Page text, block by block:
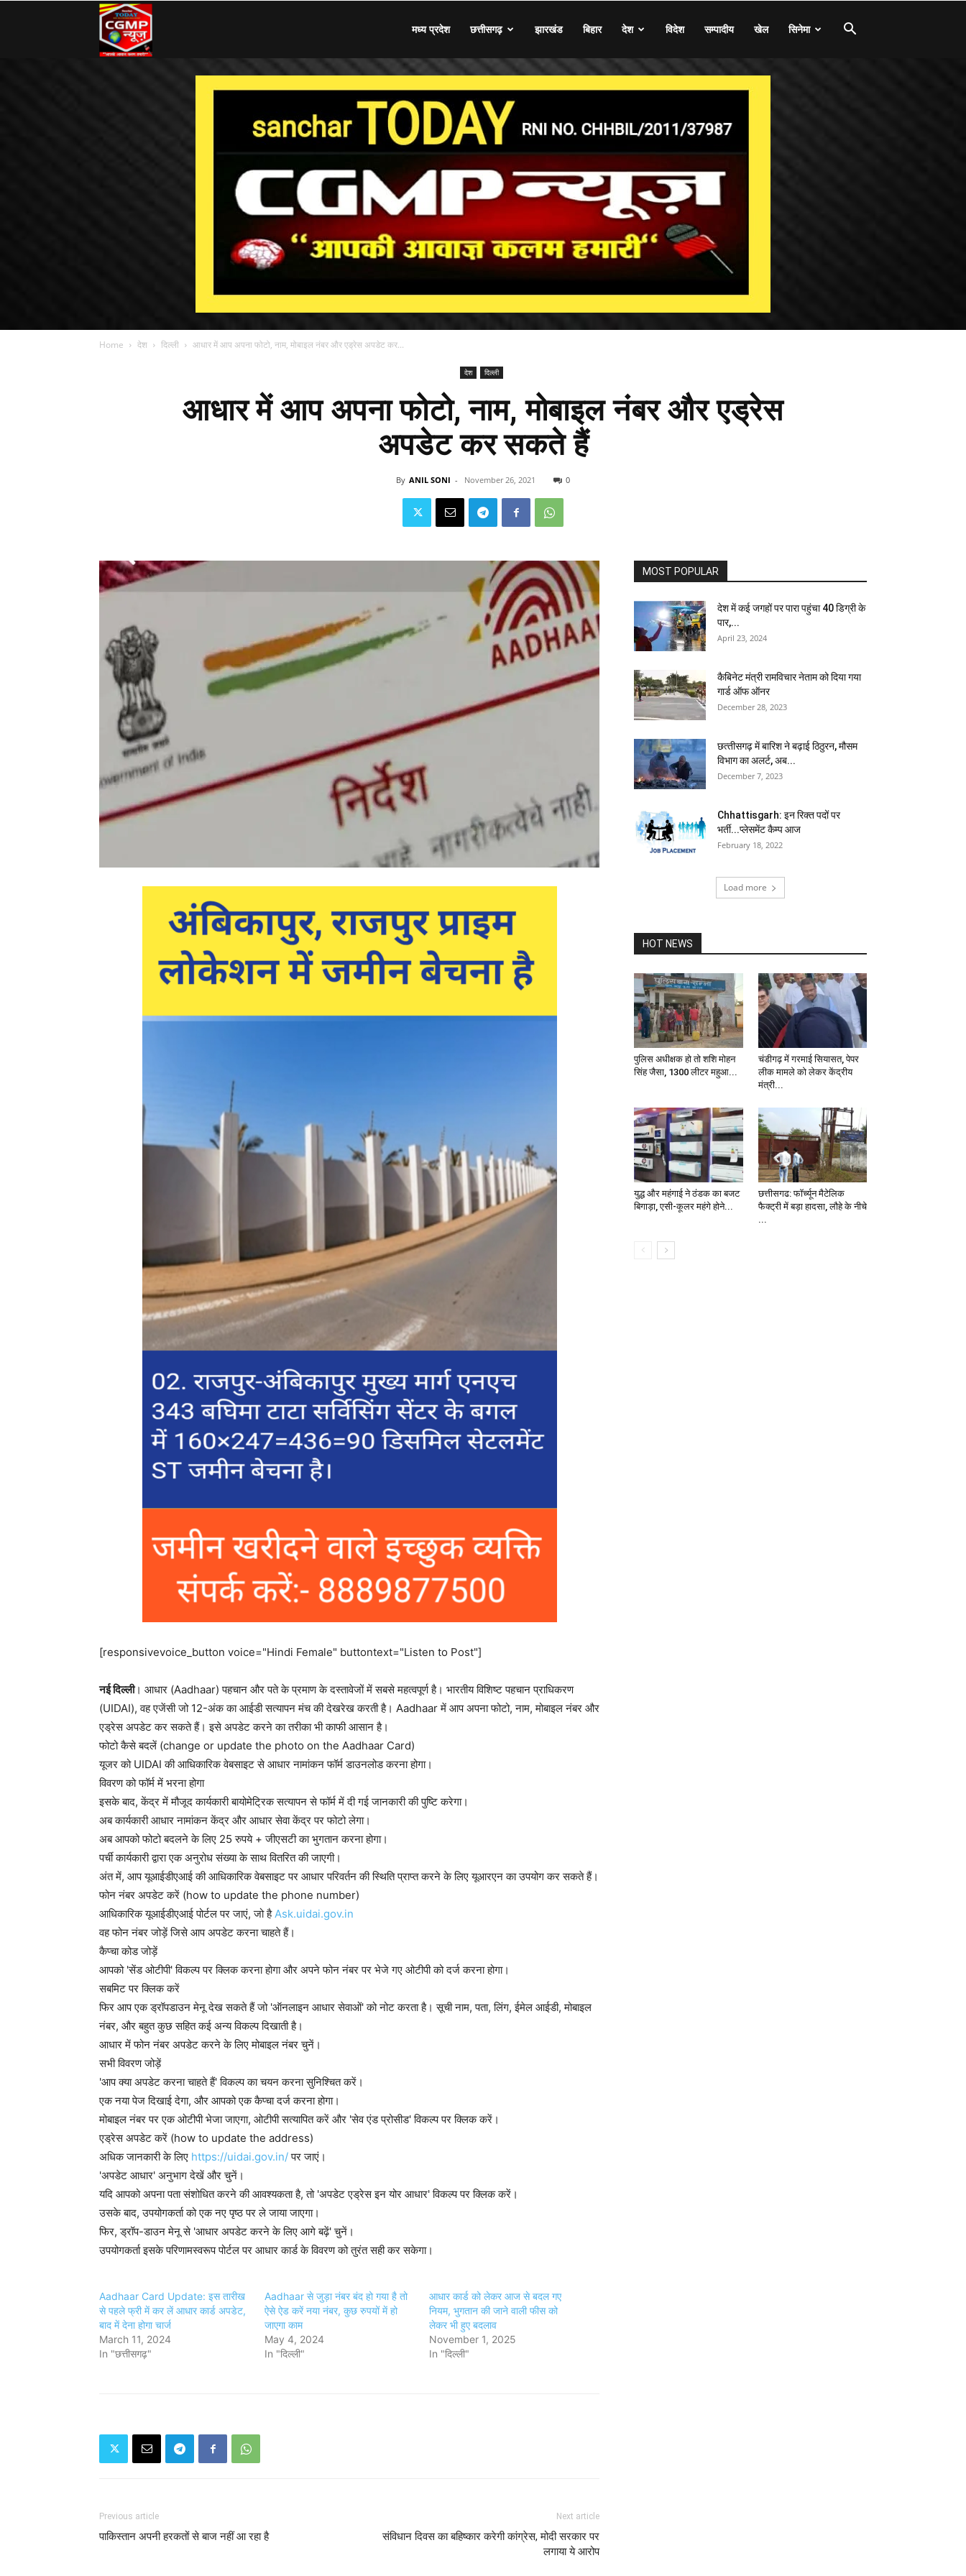
मध्य प्रदेश छत्तीसगढ़ झारखंड बिहार देश विदेश सम्पादीय खेल सिनेमा
Home देश दिल्ली आधार में आप अपना फोटो, नाम, मोबाइल नंबर और एड्रेस अपडेट कर...
देश दिल्ली
आधार में आप अपना फोटो, नाम, मोबाइल नंबर और एड्रेस
अपडेट कर सकते हैं
By ANIL SONI - November 26, 2021 0
[responsivevoice_button voice="Hindi Female" buttontext="Listen to Post"]
नई दिल्‍ली। आधार (Aadhaar) पहचान और पते के प्रमाण के दस्तावेजों में सबसे महत्वपूर्ण है। भारतीय विशिष्ट पहचान प्राधिकरण
(UIDAI), वह एजेंसी जो 12-अंक का आईडी सत्यापन मंच की देखरेख करती है। Aadhaar में आप अपना फोटो, नाम, मोबाइल नंबर और
एड्रेस अपडेट कर सकते हैं। इसे अपडेट करने का तरीका भी काफी आसान है।
फोटो कैसे बदलें (change or update the photo on the Aadhaar Card)
यूजर को UIDAI की आधिकारिक वेबसाइट से आधार नामांकन फॉर्म डाउनलोड करना होगा।
विवरण को फॉर्म में भरना होगा
इसके बाद, केंद्र में मौजूद कार्यकारी बायोमेट्रिक सत्यापन से फॉर्म में दी गई जानकारी की पुष्टि करेगा।
अब कार्यकारी आधार नामांकन केंद्र और आधार सेवा केंद्र पर फोटो लेगा।
अब आपको फोटो बदलने के लिए 25 रुपये + जीएसटी का भुगतान करना होगा।
पर्ची कार्यकारी द्वारा एक अनुरोध संख्या के साथ वितरित की जाएगी।
अंत में, आप यूआईडीएआई की आधिकारिक वेबसाइट पर आधार परिवर्तन की स्थिति प्राप्त करने के लिए यूआरएन का उपयोग कर सकते हैं।
फोन नंबर अपडेट करें (how to update the phone number)
आधिकारिक यूआईडीएआई पोर्टल पर जाएं, जो हैAsk.uidai.gov.in
वह फोन नंबर जोड़ें जिसे आप अपडेट करना चाहते हैं।
कैप्चा कोड जोड़ें
आपको 'सेंड ओटीपी' विकल्प पर क्लिक करना होगा और अपने फोन नंबर पर भेजे गए ओटीपी को दर्ज करना होगा।
सबमिट पर क्लिक करें
फिर आप एक ड्रॉपडाउन मेनू देख सकते हैं जो 'ऑनलाइन आधार सेवाओं' को नोट करता है। सूची नाम, पता, लिंग, ईमेल आईडी, मोबाइल
नंबर, और बहुत कुछ सहित कई अन्य विकल्प दिखाती है।
आधार में फोन नंबर अपडेट करने के लिए मोबाइल नंबर चुनें।
सभी विवरण जोड़ें
'आप क्या अपडेट करना चाहते हैं' विकल्प का चयन करना सुनिश्चित करें।
एक नया पेज दिखाई देगा, और आपको एक कैप्चा दर्ज करना होगा।
मोबाइल नंबर पर एक ओटीपी भेजा जाएगा, ओटीपी सत्यापित करें और 'सेव एंड प्रोसीड' विकल्प पर क्लिक करें।
एड्रेस अपडेट करें (how to update the address)
अधिक जानकारी के लिए https://uidai.gov.in/पर जाएं।
'अपडेट आधार' अनुभाग देखें और चुनें।
यदि आपको अपना पता संशोधित करने की आवश्यकता है, तो 'अपडेट एड्रेस इन योर आधार' विकल्प पर क्लिक करें।
उसके बाद, उपयोगकर्ता को एक नए पृष्ठ पर ले जाया जाएगा।
फिर, ड्रॉप-डाउन मेनू से 'आधार अपडेट करने के लिए आगे बढ़ें' चुनें।
उपयोगकर्ता इसके परिणामस्वरूप पोर्टल पर आधार कार्ड के विवरण को तुरंत सही कर सकेगा।
Aadhaar Card Update: इस तारीख
से पहले फ्री में कर लें आधार कार्ड अपडेट,
बाद में देना होगा चार्ज
March 11, 2024
In "छत्तीसगढ़"
Aadhaar से जुड़ा नंबर बंद हो गया है तो
ऐसे ऐड करें नया नंबर, कुछ रुपयों में हो
जाएगा काम
May 4, 2024
In "दिल्ली"
आधार कार्ड को लेकर आज से बदल गए
नियम, भुगतान की जाने वाली फीस को
लेकर भी हुए बदलाव
November 1, 2025
In "दिल्ली"
Previous article
पाकिस्तान अपनी हरकतों से बाज नहीं आ रहा है
Next article
संविधान दिवस का बहिष्कार करेगी कांग्रेस, मोदी सरकार पर
लगाया ये आरोप
MOST POPULAR
देश में कई जगहों पर पारा पहुंचा 40 डिग्री के
पार,...
April 23, 2024
कैबिनेट मंत्री रामविचार नेताम को दिया गया
गार्ड ऑफ ऑनर
December 28, 2023
छत्‍तीसगढ़ में बारिश ने बढ़ाई ठिठुरन, मौसम
विभाग का अलर्ट, अब...
December 7, 2023
Chhattisgarh: इन रिक्त पदों पर
भर्ती...प्लेसमेंट कैम्प आज
February 18, 2022
Load more
HOT NEWS
पुलिस अधीक्षक हो तो शशि मोहन
सिंह जैसा, 1300 लीटर महुआ...
चंडीगढ़ में गरमाई सियासत, पेपर
लीक मामले को लेकर केंद्रीय
मंत्री...
युद्ध और महंगाई ने ठंडक का बजट
बिगाड़ा, एसी-कूलर महंगे होने...
छत्तीसगढ: फॉर्च्यून मैटेलिक
फैक्ट्री में बड़ा हादसा, लौहे के नीचे
...